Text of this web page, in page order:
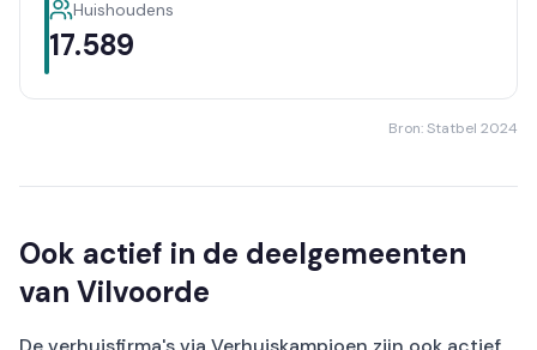
Huishoudens
17.589
Bron: Statbel 2024
Ook actief in de deelgemeenten
van Vilvoorde